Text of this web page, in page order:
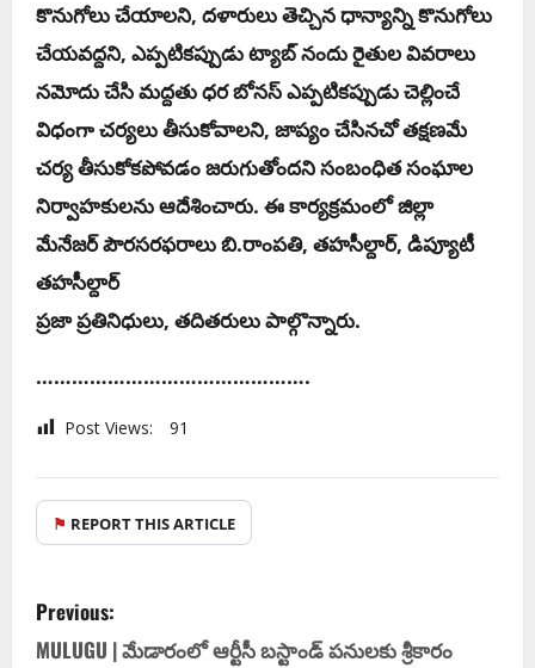
కొనుగోలు చేయాలని, దళారులు తెచ్చిన ధాన్యాన్ని కొనుగోలు
చేయవద్దని, ఎప్పటికప్పుడు ట్యాబ్ నందు రైతుల వివరాలు
నమోదు చేసి మద్దతు ధర బోనస్ ఎప్పటికప్పుడు చెల్లించే
విధంగా చర్యలు తీసుకోవాలని, జాప్యం చేసినచో తక్షణమే
చర్య తీసుకోకపోవడం జరుగుతోందని సంబంధిత సంఘాల
నిర్వాహకులను ఆదేశించారు. ఈ కార్యక్రమంలో జిల్లా
మేనేజర్ పౌరసరఫరాలు బి.రాంపతి, తహసీల్దార్, డిప్యూటీ
తహసీల్దార్
ప్రజా ప్రతినిధులు, తదితరులు పాల్గొన్నారు.
……………………………………….
Post Views: 91
⚑ REPORT THIS ARTICLE
Previous:
MULUGU | మేడారంలో ఆర్టీసీ బస్టాండ్ పనులకు శ్రీకారం